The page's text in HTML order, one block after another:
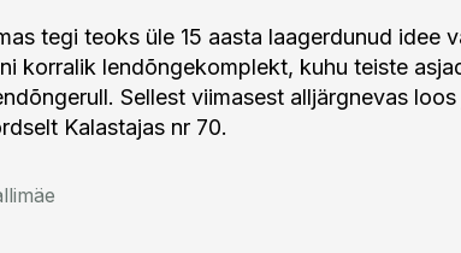
tegi teoks üle 15 aasta laagerdunud idee
korralik lendõngekomplekt, kuhu teiste
Sellest viimasest alljärgnevas
Kalastajas nr 70.